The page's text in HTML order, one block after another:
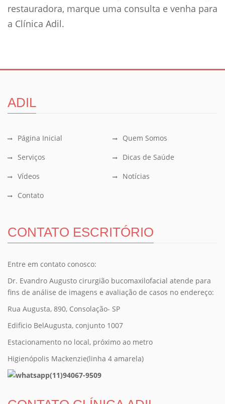
restauradora, marque uma consulta e venha para
a Clínica Adil.
ADIL
Página Inicial
Quem Somos
Serviços
Dicas de Saúde
Vídeos
Notícias
Contato
CONTATO ESCRITÓRIO
Entre em contato conosco:
Dr. Evandro Augusto cirurgião bucomaxilofacial atende para
fins de análise de imagens e avaliação de casos no endereço:
Rua Augusta, 890, Consolação- SP
Edificio BelAugusta, conjunto 1007
Estacionamento no local, próximo ao metro
Higienópolis Mackenzie(linha 4 amarela)
(11)94067-9509